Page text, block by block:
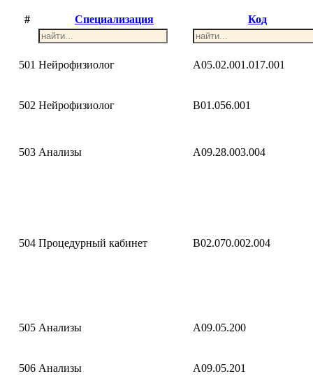
# Специализация Код
501 Нейрофизиолог A05.02.001.017.001
502 Нейрофизиолог B01.056.001
503 Анализы A09.28.003.004
504 Процедурный кабинет B02.070.002.004
505 Анализы A09.05.200
506 Анализы A09.05.201